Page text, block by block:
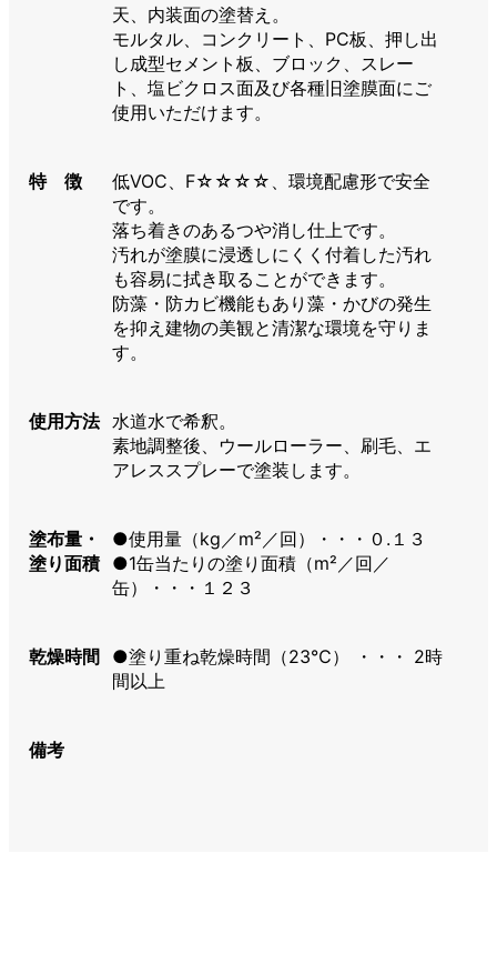
天、内装面の塗替え。
モルタル、コンクリート、PC板、押し出
し成型セメント板、ブロック、スレー
ト、塩ビクロス面及び各種旧塗膜面にご
使用いただけます。
特 徴
低VOC、F☆☆☆☆、環境配慮形で安全
です。
落ち着きのあるつや消し仕上です。
汚れが塗膜に浸透しにくく付着した汚れ
も容易に拭き取ることができます。
防藻・防カビ機能もあり藻・かびの発生
を抑え建物の美観と清潔な環境を守りま
す。
使用方法 水道水で希釈。
素地調整後、ウールローラー、刷毛、エ
アレススプレーで塗装します。
塗布量・
塗り面積
●使用量（kg／m²／回）・・・０.１３
●1缶当たりの塗り面積（m²／回／
缶）・・・１２３
乾燥時間 ●塗り重ね乾燥時間（23℃） ・・・ 2時
間以上
備考